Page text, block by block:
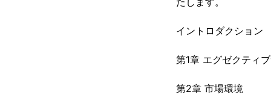
イントロダクション
第1章 エグゼクティ
第2章 市場環境